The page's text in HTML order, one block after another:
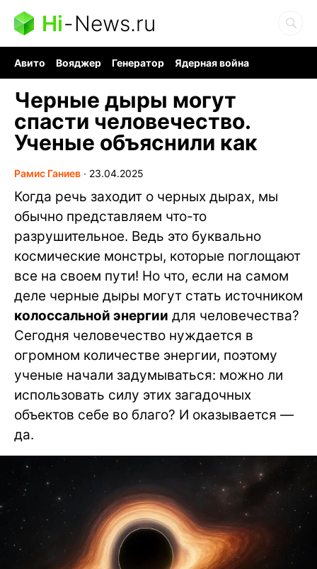
Hi-News.ru
Авито Вояджер Генератор
Ядерная война
Черные дыры могут
спасти человечество.
Ученые объяснили как
Рамис Ганиев ∙ 23.04.2025
Когда речь заходит о черных дырах, мы
обычно представляем что-то
разрушительное. Ведь это буквально
космические монстры, которые поглощают
все на своем пути! Но что, если на самом
деле черные дыры могут стать источником
колоссальной энергии для человечества?
Сегодня человечество нуждается в
огромном количестве энергии, поэтому
ученые начали задумываться: можно ли
использовать силу этих загадочных
объектов себе во благо? И оказывается —
да.